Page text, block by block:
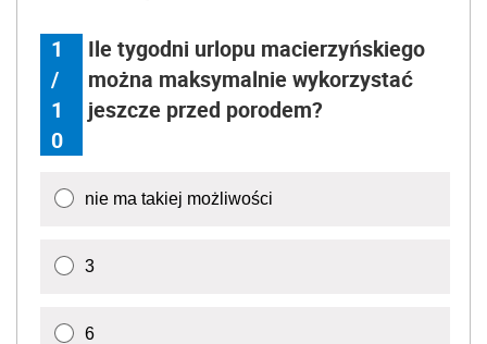
1
/
1
0
Ile tygodni urlopu macierzyńskiego
można maksymalnie wykorzystać
jeszcze przed porodem?
nie ma takiej możliwości
3
6